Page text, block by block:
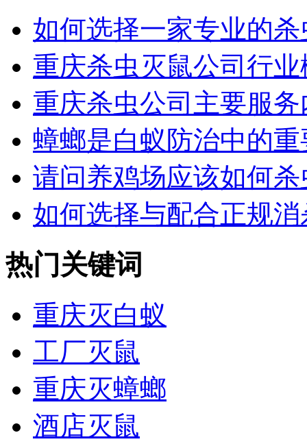
如何选择一家专业的杀
重庆杀虫灭鼠公司行业
重庆杀虫公司主要服务
蟑螂是白蚁防治中的重
请问养鸡场应该如何杀
如何选择与配合正规消
热门关键词
重庆灭白蚁
工厂灭鼠
重庆灭蟑螂
酒店灭鼠